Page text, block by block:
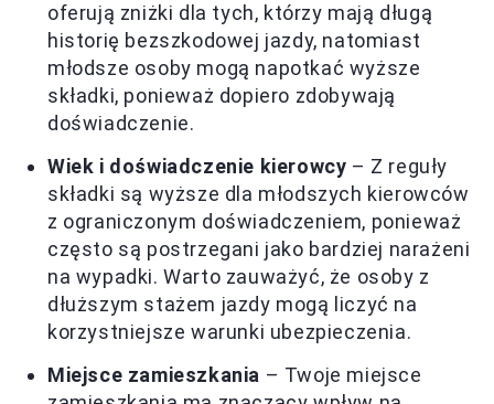
oferują zniżki dla tych, którzy mają długą
historię bezszkodowej jazdy, natomiast
młodsze osoby mogą napotkać wyższe
składki, ponieważ dopiero zdobywają
doświadczenie.
Wiek i doświadczenie kierowcy – Z reguły
składki są wyższe dla młodszych kierowców
z ograniczonym doświadczeniem, ponieważ
często są postrzegani jako bardziej narażeni
na wypadki. Warto zauważyć, że osoby z
dłuższym stażem jazdy mogą liczyć na
korzystniejsze warunki ubezpieczenia.
Miejsce zamieszkania – Twoje miejsce